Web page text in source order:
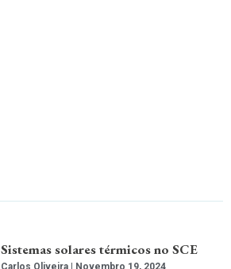
Sistemas solares térmicos no SCE
Carlos Oliveira Novembro 19, 2024